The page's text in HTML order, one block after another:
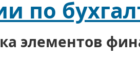
по
элементов